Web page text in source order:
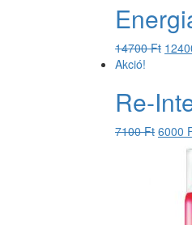
14700Ft
Akció!
Re-
7100Ft 6000